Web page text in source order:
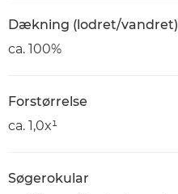
Dækning (lodret/vandret)
ca. 100%
Forstørrelse
ca. 1,0x¹
Søgerokular